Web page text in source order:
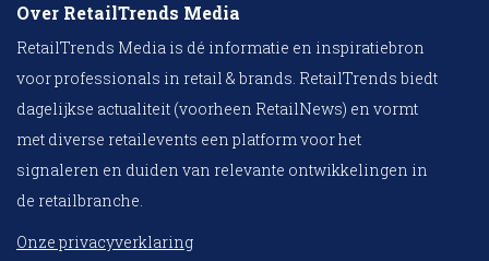
Over RetailTrends Media
RetailTrends Media is dé informatie en inspiratiebron
voor professionals in retail & brands. RetailTrends biedt
dagelijkse actualiteit (voorheen RetailNews) en vormt
met diverse retailevents een platform voor het
signaleren en duiden van relevante ontwikkelingen in
de retailbranche.
Onze privacyverklaring